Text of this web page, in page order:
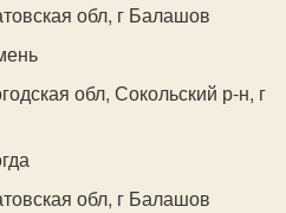
обл, г Балашов
обл, Сокольский р-н, г
обл, г Балашов